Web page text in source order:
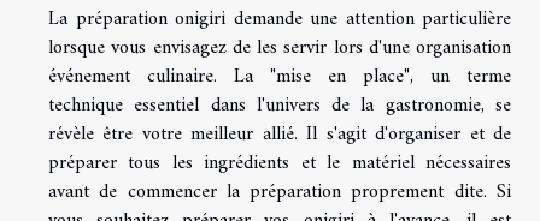
La préparation onigiri demande une attention particulière
lorsque vous envisagez de les servir lors d'une organisation
événement culinaire. La "mise en place", un terme
technique essentiel dans l'univers de la gastronomie, se
révèle être votre meilleur allié. Il s'agit d'organiser et de
préparer tous les ingrédients et le matériel nécessaires
avant de commencer la préparation proprement dite. Si